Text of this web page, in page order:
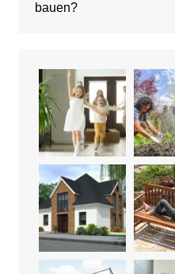
bauen?